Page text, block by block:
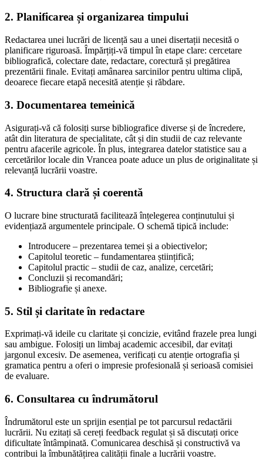
2. Planificarea și organizarea timpului
Redactarea unei lucrări de licență sau a unei disertații necesită o
planificare riguroasă. Împărțiți-vă timpul în etape clare: cercetare
bibliografică, colectare date, redactare, corectură și pregătirea
prezentării finale. Evitați amânarea sarcinilor pentru ultima clipă,
deoarece fiecare etapă necesită atenție și răbdare.
3. Documentarea temeinică
Asigurați-vă că folosiți surse bibliografice diverse și de încredere,
atât din literatura de specialitate, cât și din studii de caz relevante
pentru afacerile agricole. În plus, integrarea datelor statistice sau a
cercetărilor locale din Vrancea poate aduce un plus de originalitate și
relevanță lucrării voastre.
4. Structura clară și coerentă
O lucrare bine structurată facilitează înțelegerea conținutului și
evidențiază argumentele principale. O schemă tipică include:
Introducere – prezentarea temei și a obiectivelor;
Capitolul teoretic – fundamentarea științifică;
Capitolul practic – studii de caz, analize, cercetări;
Concluzii și recomandări;
Bibliografie și anexe.
5. Stil și claritate în redactare
Exprimați-vă ideile cu claritate și concizie, evitând frazele prea lungi
sau ambigue. Folosiți un limbaj academic accesibil, dar evitați
jargonul excesiv. De asemenea, verificați cu atenție ortografia și
gramatica pentru a oferi o impresie profesională și serioasă comisiei
de evaluare.
6. Consultarea cu îndrumătorul
Îndrumătorul este un sprijin esențial pe tot parcursul redactării
lucrării. Nu ezitați să cereți feedback regulat și să discutați orice
dificultate întâmpinată. Comunicarea deschisă și constructivă va
contribui la îmbunătățirea calității finale a lucrării voastre.